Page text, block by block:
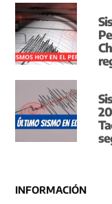
INFORMACIÓN